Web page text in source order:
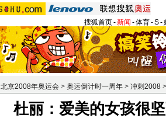
搜狐首页-新闻 -体育-S-
北京2008年奥运会 > 奥运倒计时一周年 > 冲刺2008 >
杜丽：爱美的女孩很